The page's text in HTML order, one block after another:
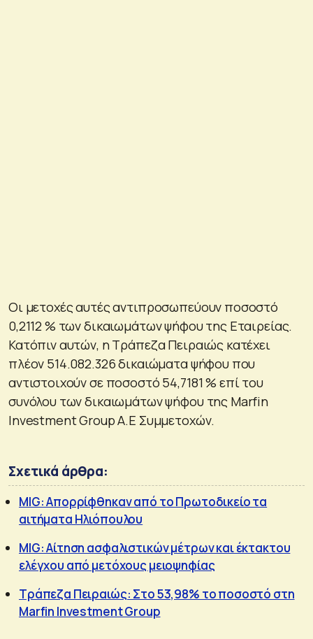
Οι μετοχές αυτές αντιπροσωπεύουν ποσοστό
0,2112 % των δικαιωμάτων ψήφου της Εταιρείας.
Κατόπιν αυτών, η Τράπεζα Πειραιώς κατέχει
πλέον 514.082.326 δικαιώματα ψήφου που
αντιστοιχούν σε ποσοστό 54,7181 % επί του
συνόλου των δικαιωμάτων ψήφου της Marfin
Investment Group A.E Συμμετοχών.
Σχετικά άρθρα:
MIG: Απορρίφθηκαν από το Πρωτοδικείο τα
αιτήματα Ηλιόπουλου
MIG: Αίτηση ασφαλιστικών μέτρων και έκτακτου
ελέγχου από μετόχους μειοψηφίας
Τράπεζα Πειραιώς: Στο 53,98% το ποσοστό στη
Marfin Investment Group